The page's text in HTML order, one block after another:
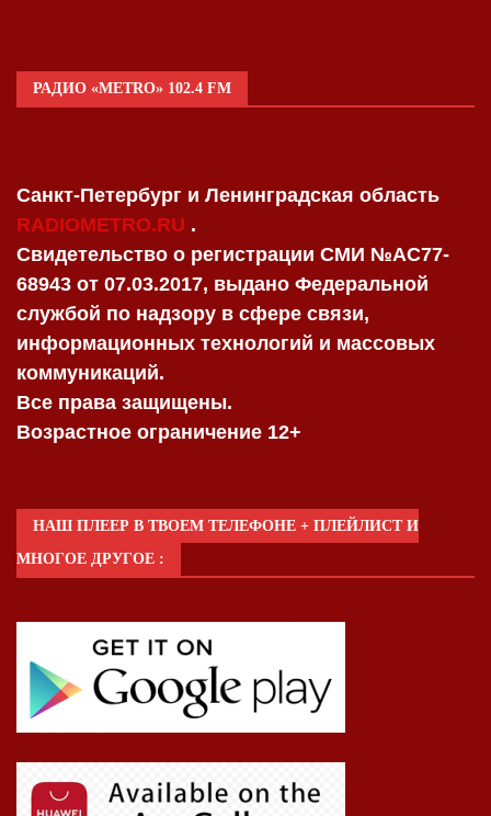
РАДИО «METRO» 102.4 FM
Санкт-Петербург и Ленинградская область
RADIOMETRO.RU .
Свидетельство о регистрации СМИ №AC77-
68943 от 07.03.2017, выдано Федеральной
службой по надзору в сфере связи,
информационных технологий и массовых
коммуникаций.
Все права защищены.
Возрастное ограничение 12+
НАШ ПЛЕЕР В ТВОЕМ ТЕЛЕФОНЕ + ПЛЕЙЛИСТ И
МНОГОЕ ДРУГОЕ :